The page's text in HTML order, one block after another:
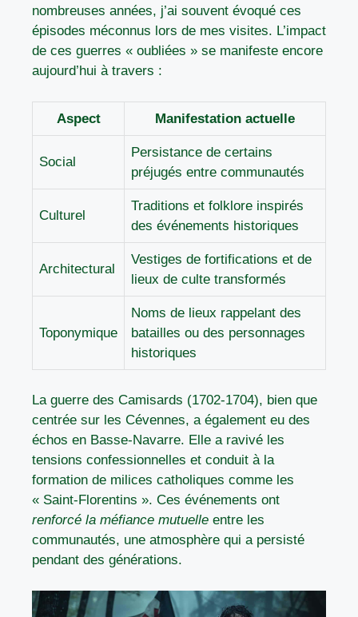
nombreuses années, j’ai souvent évoqué ces
épisodes méconnus lors de mes visites. L’impact
de ces guerres « oubliées » se manifeste encore
aujourd’hui à travers :
Aspect Manifestation actuelle
Social
Persistance de certains
préjugés entre communautés
Culturel
Traditions et folklore inspirés
des événements historiques
Architectural
Vestiges de fortifications et de
lieux de culte transformés
Toponymique
Noms de lieux rappelant des
batailles ou des personnages
historiques
La guerre des Camisards (1702-1704), bien que
centrée sur les Cévennes, a également eu des
échos en Basse-Navarre. Elle a ravivé les
tensions confessionnelles et conduit à la
formation de milices catholiques comme les
« Saint-Florentins ». Ces événements ont
renforcé la méfiance mutuelle entre les
communautés, une atmosphère qui a persisté
pendant des générations.